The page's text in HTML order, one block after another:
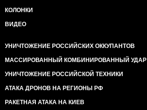
КОЛОНКИ
ВИДЕО
УНИЧТОЖЕНИЕ РОССИЙСКИХ ОККУПАНТОВ
МАССИРОВАННЫЙ КОМБИНИРОВАННЫЙ УДАР
УНИЧТОЖЕНИЕ РОССИЙСКОЙ ТЕХНИКИ
АТАКА ДРОНОВ НА РЕГИОНЫ РФ
РАКЕТНАЯ АТАКА НА КИЕВ